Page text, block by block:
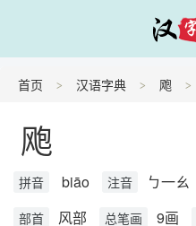
首页 汉语字典 飑
飑
拼音 biāo 注音 ㄅ一ㄠ
部首 风部 总笔画 9画